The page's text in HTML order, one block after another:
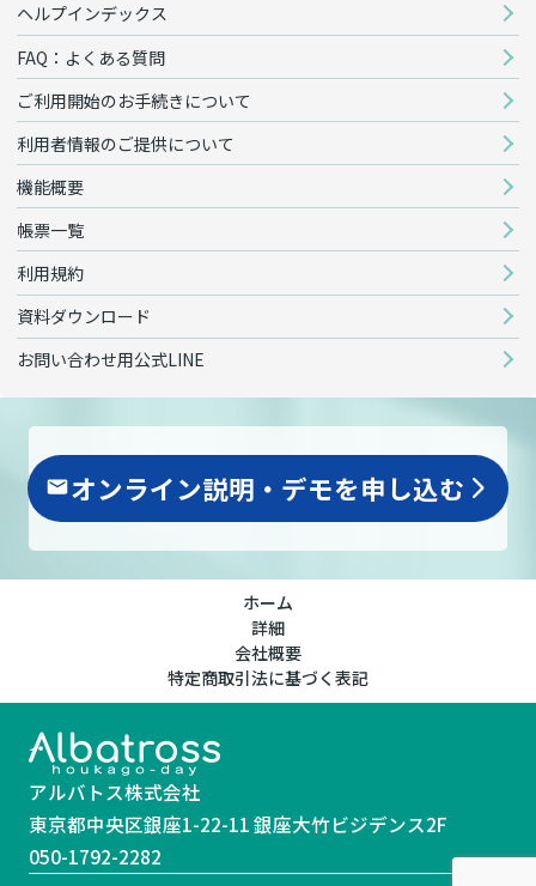
ヘルプインデックス
FAQ：よくある質問
ご利用開始のお手続きについて
利用者情報のご提供について
機能概要
帳票一覧
利用規約
資料ダウンロード
お問い合わせ用公式LINE
オンライン説明・デモを申し込む arrow_forward_ios
ホーム
詳細
会社概要
特定商取引法に基づく表記
アルバトス株式会社
東京都中央区銀座1-22-11 銀座大竹ビジデンス2F
050-1792-2282